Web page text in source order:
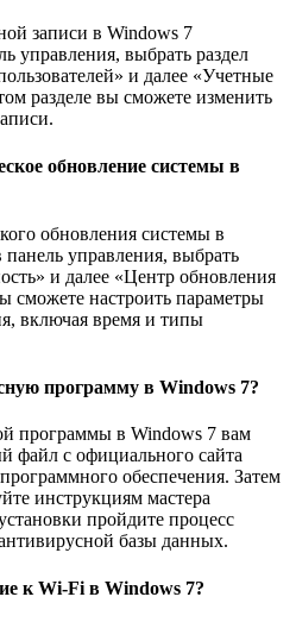
записи в Windows 7
управления, выбрать раздел
и далее «Учетные
разделе вы сможете изменить
обновление системы в
обновления системы в
управления, выбрать
и далее «Центр обновления
сможете настроить параметры
включая время и типы
программу в Windows 7?
программы в Windows 7 вам
файл с официального сайта
обеспечения. Затем
инструкциям мастера
пройдите процесс
базы данных.
к Wi-Fi в Windows 7?